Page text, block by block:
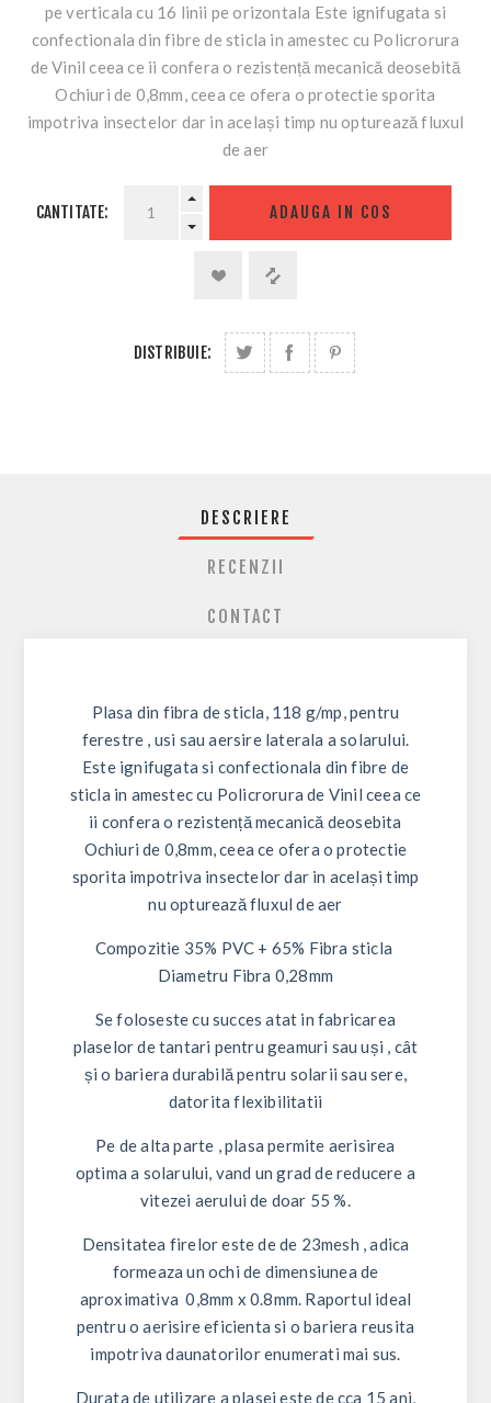
pe verticala cu 16 linii pe orizontala Este ignifugata si
confectionala din fibre de sticla in amestec cu Policrorura
de Vinil ceea ce ii confera o rezistență mecanică deosebită
Ochiuri de 0,8mm, ceea ce ofera o protectie sporita
impotriva insectelor dar in același timp nu opturează fluxul
de aer
CANTITATE: ADAUGA IN COS
DISTRIBUIE:
DESCRIERE
RECENZII
CONTACT
Plasa din fibra de sticla, 118 g/mp, pentru
ferestre , usi sau aersire laterala a solarului.
Este ignifugata si confectionala din fibre de
sticla in amestec cu Policrorura de Vinil ceea ce
ii confera o rezistență mecanică deosebita
Ochiuri de 0,8mm, ceea ce ofera o protectie
sporita impotriva insectelor dar in același timp
nu opturează fluxul de aer
Compozitie 35% PVC + 65% Fibra sticla
Diametru Fibra 0,28mm
Se foloseste cu succes atat in fabricarea
plaselor de tantari pentru geamuri sau uși , cât
și o bariera durabilă pentru solarii sau sere,
datorita flexibilitatii
Pe de alta parte , plasa permite aerisirea
optima a solarului, vand un grad de reducere a
vitezei aerului de doar 55 %.
Densitatea firelor este de de 23mesh , adica
formeaza un ochi de dimensiunea de
aproximativa 0,8mm x 0.8mm. Raportul ideal
pentru o aerisire eficienta si o bariera reusita
impotriva daunatorilor enumerati mai sus.
Durata de utilizare a plasei este de cca 15 ani,